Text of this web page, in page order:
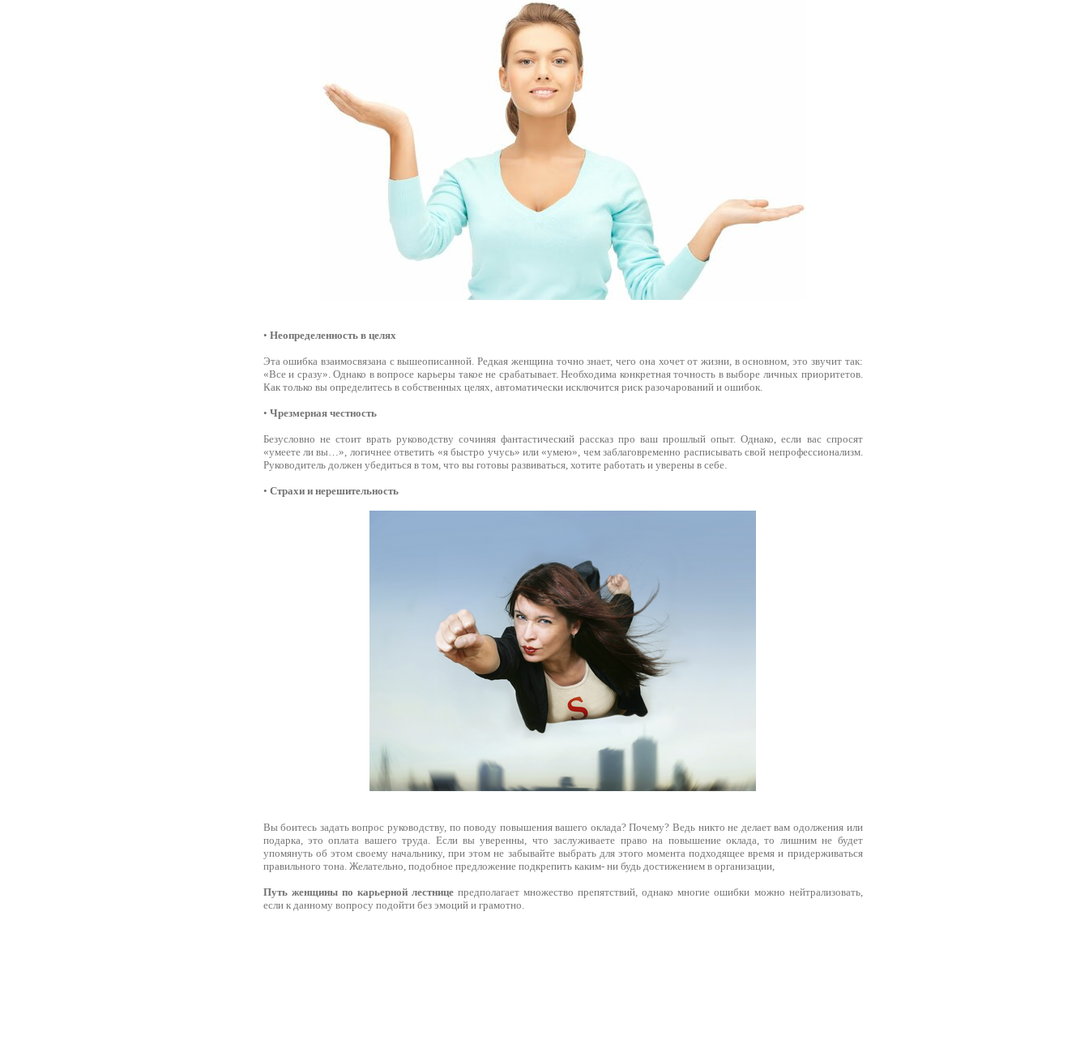
• Неопределенность в целях
Эта ошибка взаимосвязана с вышеописанной. Редкая женщина точно знает, чего она хочет от жизни, в основном, это звучит так:
«Все и сразу». Однако в вопросе карьеры такое не срабатывает. Необходима конкретная точность в выборе личных приоритетов.
Как только вы определитесь в собственных целях, автоматически исключится риск разочарований и ошибок.
• Чрезмерная честность
Безусловно не стоит врать руководству сочиняя фантастический рассказ про ваш прошлый опыт. Однако, если вас спросят
«умеете ли вы…», логичнее ответить «я быстро учусь» или «умею», чем заблаговременно расписывать свой непрофессионализм.
Руководитель должен убедиться в том, что вы готовы развиваться, хотите работать и уверены в себе.
• Страхи и нерешительность
Вы боитесь задать вопрос руководству, по поводу повышения вашего оклада? Почему? Ведь никто не делает вам одолжения или
подарка, это оплата вашего труда. Если вы уверенны, что заслуживаете право на повышение оклада, то лишним не будет
упомянуть об этом своему начальнику, при этом не забывайте выбрать для этого момента подходящее время и придерживаться
правильного тона. Желательно, подобное предложение подкрепить каким- ни будь достижением в организации,
Путь женщины по карьерной лестницепредполагает множество препятствий, однако многие ошибки можно нейтрализовать,
если к данному вопросу подойти без эмоций и грамотно.